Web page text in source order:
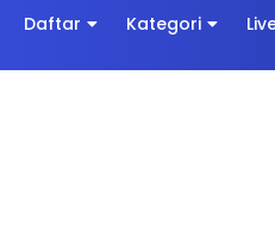
Daftar Kategori